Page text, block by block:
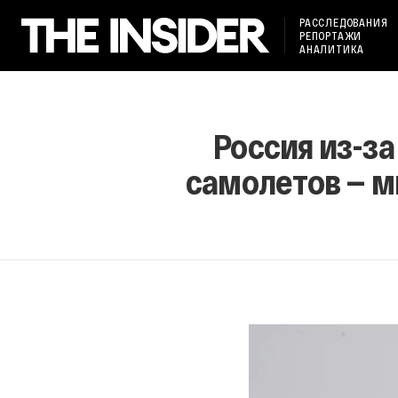
РАССЛЕДОВАНИЯ
РЕПОРТАЖИ
АНАЛИТИКА
Россия из-
самолетов —